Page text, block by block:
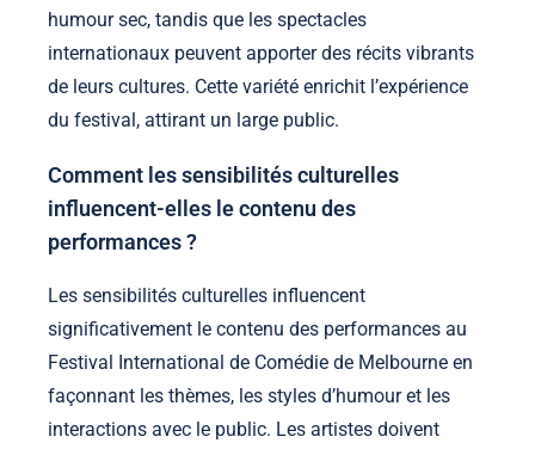
humour sec, tandis que les spectacles
internationaux peuvent apporter des récits vibrants
de leurs cultures. Cette variété enrichit l’expérience
du festival, attirant un large public.
Comment les sensibilités culturelles
influencent-elles le contenu des
performances ?
Les sensibilités culturelles influencent
significativement le contenu des performances au
Festival International de Comédie de Melbourne en
façonnant les thèmes, les styles d’humour et les
interactions avec le public. Les artistes doivent